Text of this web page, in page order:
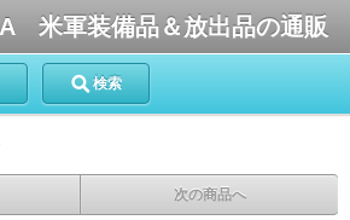
米軍装備品＆放出品の通販
検索
次の商品へ